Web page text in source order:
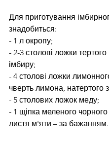
Для приготування
знадобиться:
- 1 л окропу;
- 2-3 столові ложки
імбиру;
- 4 столові ложки
чверть лимона, натертого
- 5 столових ложок меду;
- 1 щіпка меленого
листя м'яти – за бажанням.